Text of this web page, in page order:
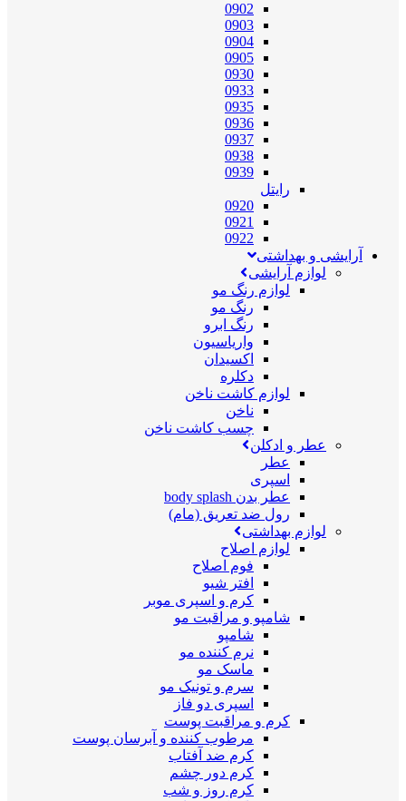
0902
0903
0904
0905
0930
0933
0935
0936
0937
0938
0939
رایتل
0920
0921
0922
آرایشی و بهداشتی
لوازم آرایشی
لوازم رنگ مو
رنگ مو
رنگ ابرو
واریاسیون
اکسیدان
دکلره
لوازم کاشت ناخن
ناخن
چسب کاشت ناخن
عطر و ادکلن
عطر
اسپری
عطر بدن body splash
رول ضد تعریق (مام)
لوازم بهداشتی
لوازم اصلاح
فوم اصلاح
افتر شیو
کرم و اسپری موبر
شامپو و مراقبت مو
شامپو
نرم کننده مو
ماسک مو
سرم و تونیک مو
اسپری دو فاز
کرم و مراقبت پوست
مرطوب کننده و آبرسان پوست
کرم ضد آفتاب
کرم دور چشم
کرم روز و شب